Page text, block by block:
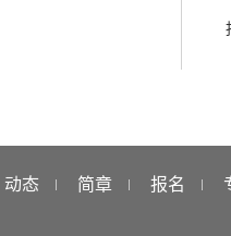
动态 简章 报名